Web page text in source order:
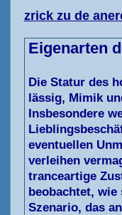
zrick zu de
Eigenarten
Die Statur des
lässig, Mimik
Insbesondere
eventuellen
verleihen
tranceartige
beobachtet,
Szenario, das